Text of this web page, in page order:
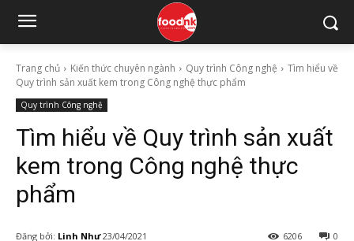
Trang chủ Kiến thức chuyên ngành Quy trình Công nghệ
Tìm hiểu về
Quy trình sản xuất kem trong Công nghệ thực phẩm
Quy trình Công nghệ
Tìm hiểu về Quy trình sản xuất
kem trong Công nghệ thực
phẩm
Đăng bởi: Linh Như 23/04/2021 0
6206